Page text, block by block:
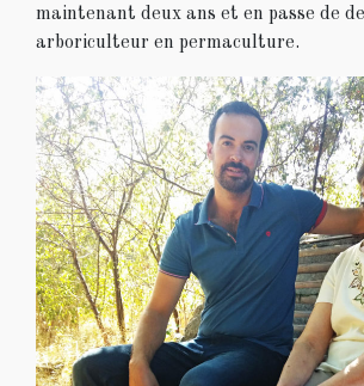
maintenant deux ans et en passe de
arboriculteur en permaculture.